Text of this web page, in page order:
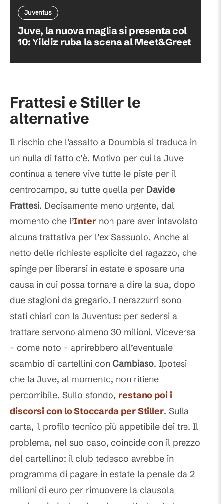
Juventus
Juve, la nuova maglia si presenta col
10: Yildiz ruba la scena al Meet&Greet
Frattesi e Stiller le
alternative
Il rischio che l’assalto a Doumbia si traduca in
un nulla di fatto c’è. Motivo per cui la Juve
continua a tenere vive tutte le piste per il
centrocampo, su tutte quella per Davide
Frattesi. Decisamente meno urgente, dal
momento che l’Inter non pare aver intavolato
alcuna trattativa per l’ex Sassuolo. Anche al
netto delle richieste esplicite del ragazzo, che
spinge per liberarsi in estate e sposare una
causa in cui possa tornare a dire la sua, dopo
due stagioni da gregario. I nerazzurri sono
stati chiari con la Juventus: per sedersi a
trattare servono almeno 30 milioni. Viceversa
- come noto - aprirebbero all’eventuale
scambio di cartellini con Cambiaso. Ipotesi
che la Juve, al momento, non ritiene
percorribile. Sullo sfondo, restano poi i
discorsi con lo Stoccarda perStiller. Sulla
carta, il profilo tecnico più appetibile dei tre. Il
problema, nel suo caso, coincide con il prezzo
del cartellino: il club tedesco avrebbe in
programma di pagare in estate la penale da 2
milioni di euro per rimuovere la clausola